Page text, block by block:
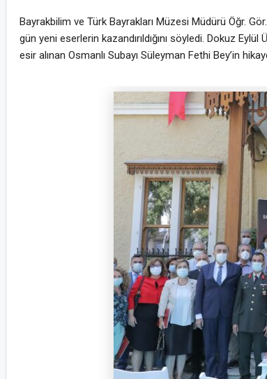
Bayrakbilim ve Türk Bayrakları Müzesi Müdürü Öğr.
gün yeni eserlerin kazandırıldığını söyledi. Dokuz
esir alınan Osmanlı Subayı Süleyman Fethi Bey’in